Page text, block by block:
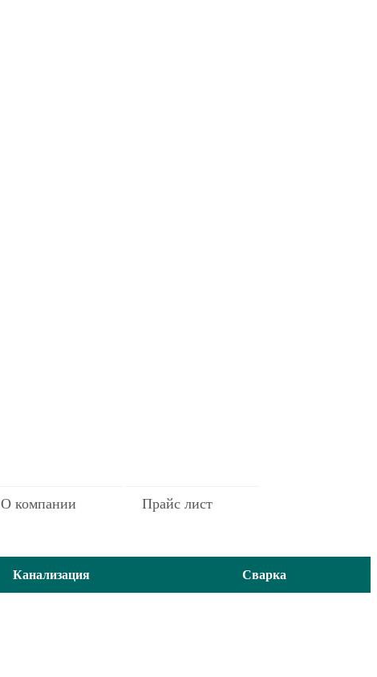
О компании Прайс лист
Канализация Сварка